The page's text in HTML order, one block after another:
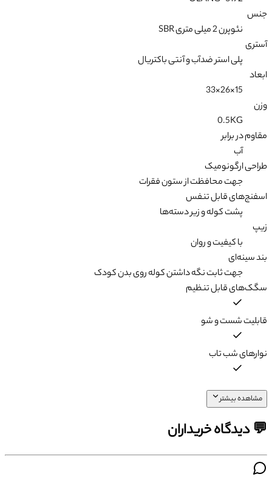
جنس
نئوپرن 2 میلی متری SBR
آستری
پلی استر ضدآب و آنتی باکتریال
ابعاد
15×26×33
وزن
0.5KG
مقاوم در برابر
آب
طراحی ارگونومیک
جهت محافظت از ستون فقرات
اسفنج‌های قابل تنفس
پشت کوله و زیر دسته‌ها
زیپ
با کیفیت و روان
بند سینه‌ای
جهت ثابت نگه داشتن کوله روی بدن کودک
سگک‌های قابل تنظیم
قابلیت شست و شو
نوارهای شب تاب
مشاهده بیشتر
💬 دیدگاه خریداران